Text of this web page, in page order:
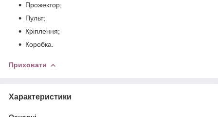
Прожектор;
Пульт;
Кріплення;
Коробка.
Приховати
Характеристики